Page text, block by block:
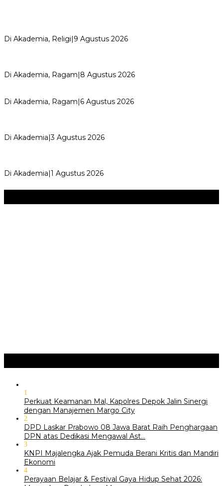
Di Akademia, Religi|9 Agustus 2026
Di Akademia, Ragam|8 Agustus 2026
Di Akademia, Ragam|6 Agustus 2026
Di Akademia|3 Agustus 2026
Di Akademia|1 Agustus 2026
1
Perkuat Keamanan Mal, Kapolres Depok Jalin Sinergi
dengan Manajemen Margo City
2
DPD Laskar Prabowo 08 Jawa Barat Raih Penghargaan
DPN atas Dedikasi Mengawal Ast…
3
KNPI Majalengka Ajak Pemuda Berani Kritis dan Mandiri
Ekonomi
4
Perayaan Belajar & Festival Gaya Hidup Sehat 2026: